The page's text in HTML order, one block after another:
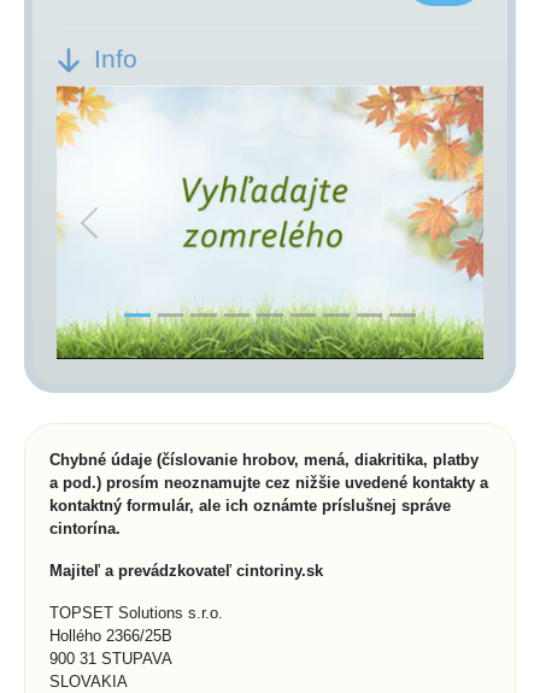
Info
Previous Next
Chybné údaje (číslovanie hrobov, mená, diakritika, platby
a pod.) prosím neoznamujte cez nižšie uvedené kontakty a
kontaktný formulár, ale ich oznámte príslušnej správe
cintorína.
Majiteľ a prevádzkovateľ cintoriny.sk
TOPSET Solutions s.r.o.
Hollého 2366/25B
900 31 STUPAVA
SLOVAKIA